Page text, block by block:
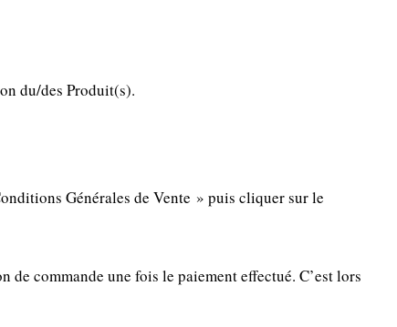
du/des Produit(s).
Générales de Vente » puis cliquer sur le
commande une fois le paiement effectué. C’est lors